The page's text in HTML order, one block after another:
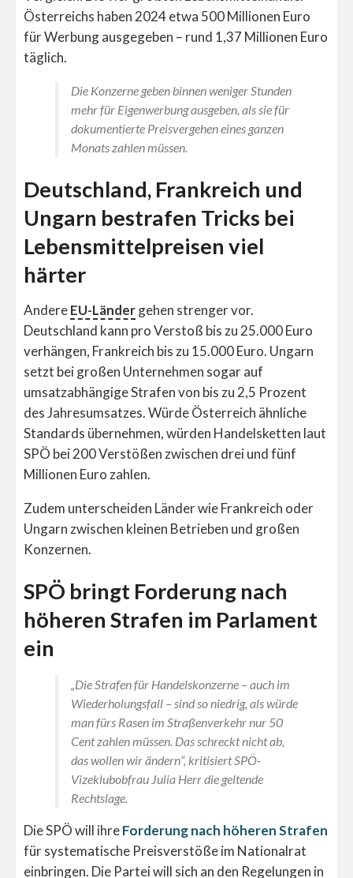
Österreichs haben 2024 etwa 500 Millionen Euro
für Werbung ausgegeben – rund 1,37 Millionen Euro
täglich.
Die Konzerne geben binnen weniger Stunden
mehr für Eigenwerbung ausgeben, als sie für
dokumentierte Preisvergehen eines ganzen
Monats zahlen müssen.
Deutschland, Frankreich und
Ungarn bestrafen Tricks bei
Lebensmittelpreisen viel
härter
AndereEU-Ländergehen strenger vor.
Deutschland kann pro Verstoß bis zu 25.000 Euro
verhängen, Frankreich bis zu 15.000 Euro. Ungarn
setzt bei großen Unternehmen sogar auf
umsatzabhängige Strafen von bis zu 2,5 Prozent
des Jahresumsatzes. Würde Österreich ähnliche
Standards übernehmen, würden Handelsketten laut
SPÖ bei 200 Verstößen zwischen drei und fünf
Millionen Euro zahlen.
Zudem unterscheiden Länder wie Frankreich oder
Ungarn zwischen kleinen Betrieben und großen
Konzernen.
SPÖ bringt Forderung nach
höheren Strafen im Parlament
ein
„Die Strafen für Handelskonzerne – auch im
Wiederholungsfall – sind so niedrig, als würde
man fürs Rasen im Straßenverkehr nur 50
Cent zahlen müssen. Das schreckt nicht ab,
das wollen wir ändern“, kritisiert SPÖ-
Vizeklubobfrau Julia Herr die geltende
Rechtslage.
Die SPÖ will ihreForderung nach höheren Strafen
für systematische Preisverstöße im Nationalrat
einbringen. Die Partei will sich an den Regelungen in